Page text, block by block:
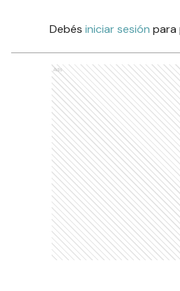
Debés iniciar sesión para
Ads